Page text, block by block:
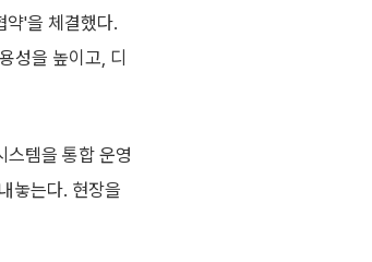
약'을 체결했다.
성을 높이고, 디
스템을 통합 운영
놓는다. 현장을